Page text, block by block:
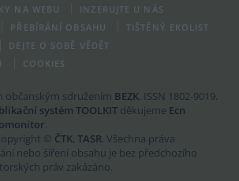
NA WEBU
INZERUJTE U NÁS
PŘEBÍRÁNÍ OBSAHU
TIŠTĚNÝ EKOLIST
DEJTE O SOBĚ VĚDĚT
COOKIES
občanským sdružením BEZK. ISSN 1802-9019.
systém TOOLKIT děkujeme Ecn
.
© ČTK, TASR. Všechna práva
nebo šíření obsahu je bez předchozího
práv zakázáno.